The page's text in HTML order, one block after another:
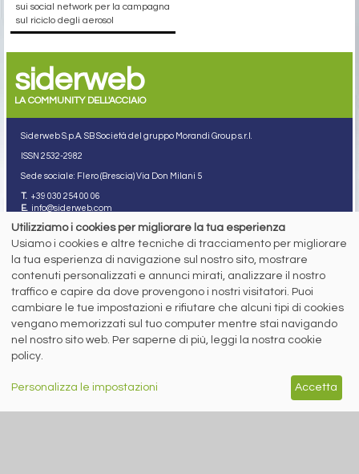
sui social network per la campagna
sul riciclo degli aerosol
siderweb
LA COMMUNITY DELL'ACCIAIO
Siderweb S.p.A. SB Società del gruppo Morandi Group s.r.l.
ISSN 2532-2982
Sede sociale: Flero (Brescia) Via Don Milani 5
T. +39 030 254 00 06
E. info@siderweb.com
Copyright siderweb spa sb
Tutti i diritti sono riservati
Privacy policy
Cookie policy
Digital Services Act Policy
MENU
NEWS
PREZZI ITALIA
SERVIZI
SEGUICI SUI NOSTRI
SOCIAL NETWORK
Utilizziamo i cookies per migliorare la tua esperienza
Usiamo i cookies e altre tecniche di tracciamento per migliorare
la tua esperienza di navigazione sul nostro sito, mostrare
contenuti personalizzati e annunci mirati, analizzare il nostro
traffico e capire da dove provengono i nostri visitatori. Puoi
cambiare le tue impostazioni e rifiutare che alcuni tipi di cookies
vengano memorizzati sul tuo computer mentre stai navigando
nel nostro sito web. Per saperne di più, leggi la nostra cookie
policy.
Personalizza le impostazioni Accetta